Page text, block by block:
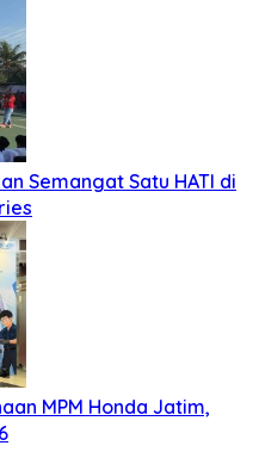
Semangat Satu HATI di
MPM Honda Jatim,